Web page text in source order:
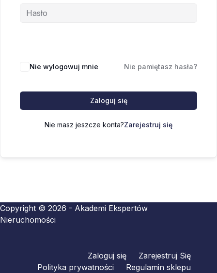
Nie wylogowuj mnie Nie pamiętasz hasła?
Zaloguj się
Nie masz jeszcze konta?Zarejestruj się
Copyright © 2026 - Akademi Ekspertów
Nieruchomości
Zaloguj się
Zarejestruj Się
Polityka prywatności
Regulamin sklepu